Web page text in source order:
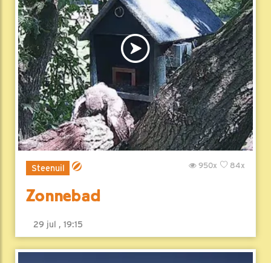
Steenuil 84x
950x
Zonnebad
29 jul , 19:15